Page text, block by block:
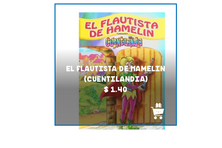
EL FLAUTISTA DE HAMELIN
(CUENTILANDIA)
$ 1.40